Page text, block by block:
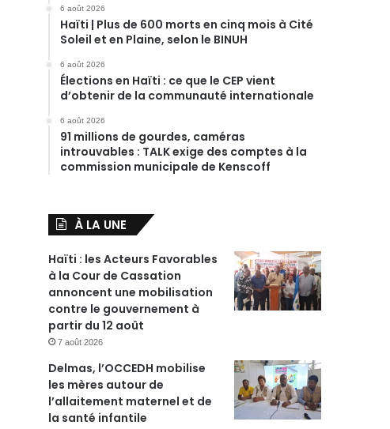
6 août 2026
Haïti | Plus de 600 morts en cinq mois à Cité
Soleil et en Plaine, selon le BINUH
6 août 2026
Élections en Haïti : ce que le CEP vient
d’obtenir de la communauté internationale
6 août 2026
91 millions de gourdes, caméras
introuvables : TALK exige des comptes à la
commission municipale de Kenscoff
À LA UNE
Haïti : les Acteurs Favorables
à la Cour de Cassation
annoncent une mobilisation
contre le gouvernement à
partir du 12 août
7 août 2026
Delmas, l’OCCEDH mobilise
les mères autour de
l’allaitement maternel et de
la santé infantile